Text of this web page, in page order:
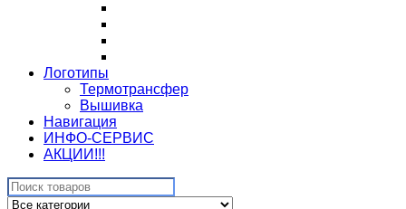
Логотипы
Термотрансфер
Вышивка
Навигация
ИНФО-СЕРВИС
АКЦИИ!!!
Search
for: